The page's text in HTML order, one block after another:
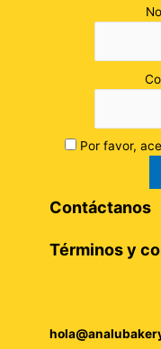
Por favor,
Contáctanos
Términos y